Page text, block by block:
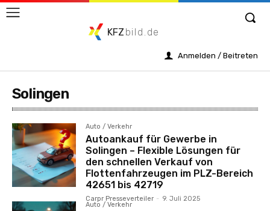
KFZ bild.de
Anmelden / Beitreten
Solingen
Auto / Verkehr
Autoankauf für Gewerbe in
Solingen – Flexible Lösungen für
den schnellen Verkauf von
Flottenfahrzeugen im PLZ-Bereich
42651 bis 42719
Carpr Presseverteiler - 9. Juli 2025
Auto / Verkehr